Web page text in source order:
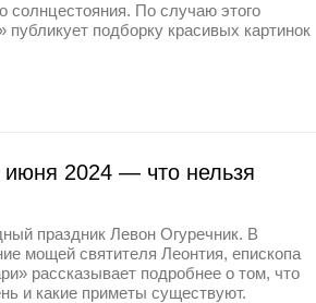
солнцестояния. По случаю этого
публикует подборку красивых картинок
2024 — что нельзя
праздник Левон Огуречник. В
мощей святителя Леонтия, епископа
рассказывает подробнее о том, что
и какие приметы существуют.